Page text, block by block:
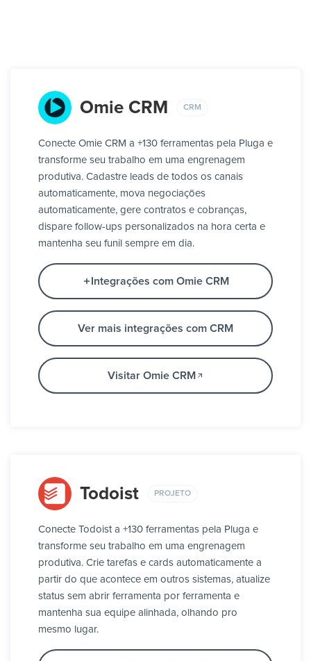
Omie CRM CRM
Conecte Omie CRM a +130 ferramentas pela Pluga e
transforme seu trabalho em uma engrenagem
produtiva. Cadastre leads de todos os canais
automaticamente, mova negociações
automaticamente, gere contratos e cobranças,
dispare follow-ups personalizados na hora certa e
mantenha seu funil sempre em dia.
Integrações com Omie CRM
Ver mais integrações com CRM
Visitar Omie CRM
Todoist PROJETO
Conecte Todoist a +130 ferramentas pela Pluga e
transforme seu trabalho em uma engrenagem
produtiva. Crie tarefas e cards automaticamente a
partir do que acontece em outros sistemas, atualize
status sem abrir ferramenta por ferramenta e
mantenha sua equipe alinhada, olhando pro
mesmo lugar.